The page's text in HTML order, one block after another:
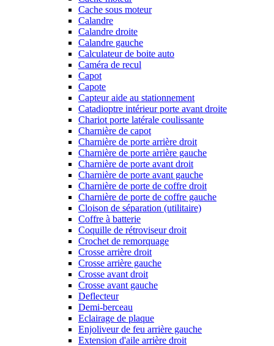
Cache sous moteur
Calandre
Calandre droite
Calandre gauche
Calculateur de boite auto
Caméra de recul
Capot
Capote
Capteur aide au stationnement
Catadioptre intérieur porte avant droite
Chariot porte latérale coulissante
Charnière de capot
Charnière de porte arrière droit
Charnière de porte arrière gauche
Charnière de porte avant droit
Charnière de porte avant gauche
Charnière de porte de coffre droit
Charnière de porte de coffre gauche
Cloison de séparation (utilitaire)
Coffre à batterie
Coquille de rétroviseur droit
Crochet de remorquage
Crosse arrière droit
Crosse arrière gauche
Crosse avant droit
Crosse avant gauche
Deflecteur
Demi-berceau
Eclairage de plaque
Enjoliveur de feu arrière gauche
Extension d'aile arrière droit